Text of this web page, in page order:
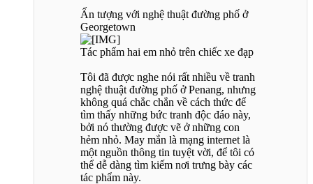
Ấn tượng với nghệ thuật đường phố ở
Georgetown
Tác phẩm hai em nhỏ trên chiếc xe đạp
Tôi đã được nghe nói rất nhiều về tranh
nghệ thuật đường phố ở Penang, nhưng
không quá chắc chắn về cách thức để
tìm thấy những bức tranh độc đáo này,
bởi nó thường được vẽ ở những con
hẻm nhỏ. May mắn là mạng internet là
một nguồn thông tin tuyệt vời, để tôi có
thể dễ dàng tìm kiếm nơi trưng bày các
tác phẩm này.